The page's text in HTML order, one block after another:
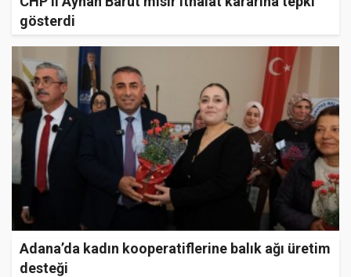
gösterdi
Adana’da kadın kooperatiflerine balık ağı üretim
desteği